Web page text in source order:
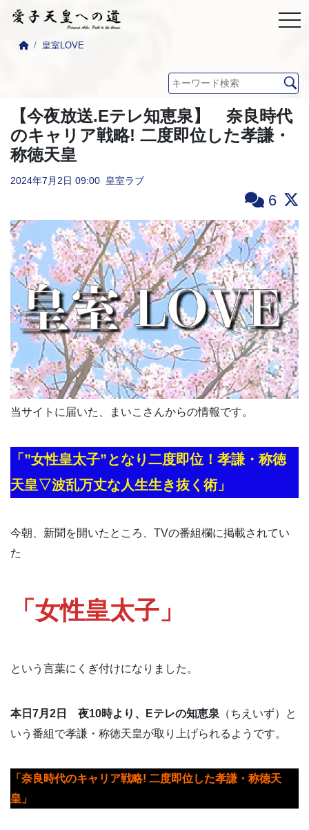
皇室LOVE
【今夜放送.Eテレ知恵泉】 奈良時代
のキャリア戦略! 二度即位した孝謙・
称徳天皇
2024年7月2日 09:00 皇室ラブ
6
当サイトに届いた、まいこさんからの情報です。
「”女性皇太子”となり二度即位！孝謙・称徳
天皇▽波乱万丈な人生生き抜く術」
今朝、新聞を開いたところ、TVの番組欄に掲載されてい
た
「女性皇太子」
という言葉にくぎ付けになりました。
本日7月2日 夜10時より、Eテレの知恵泉 （ちえいず）と
いう番組で孝謙・称徳天皇が取り上げられるようです。
「奈良時代のキャリア戦略! 二度即位した孝謙・称徳天
皇」